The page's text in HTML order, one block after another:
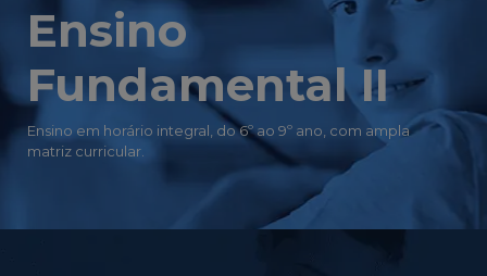
Ensino
Fundamental II
Ensino em horário integral, do 6º ao 9º ano, com ampla
matriz curricular.